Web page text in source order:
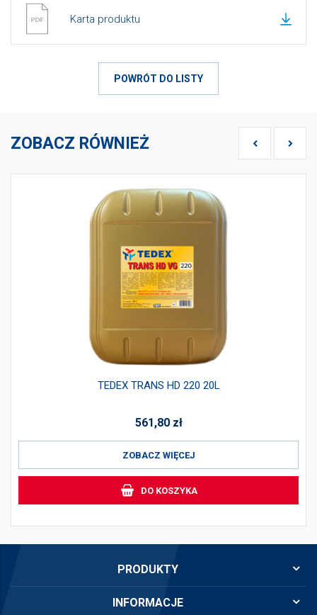
Karta produktu
POWRÓT DO LISTY
ZOBACZ RÓWNIEŻ
TEDEX TRANS HD 220 20L
561,80 zł
ZOBACZ WIĘCEJ
DO KOSZYKA
PRODUKTY
INFORMACJE